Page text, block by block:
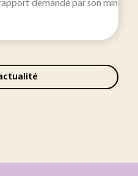
rapport demandé par son